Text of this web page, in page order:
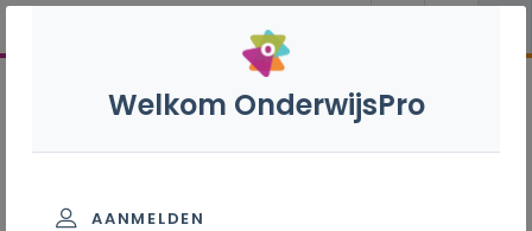
Welkom OnderwijsPro
AANMELDEN